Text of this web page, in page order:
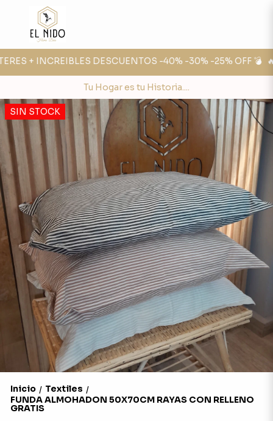
+ INCREIBLES DESCUENTOS -40% -30% -25% OFF 💣 🔥
Tu Hogar es tu Historia....
SIN STOCK
Inicio / Textiles /
FUNDA ALMOHADON 50X70CM RAYAS CON RELLENO
GRATIS